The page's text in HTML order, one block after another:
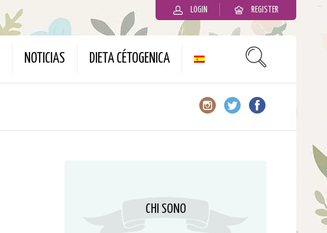
LOGIN REGISTER
NOTICIAS DIETA CÉTOGENICA
CHI SONO